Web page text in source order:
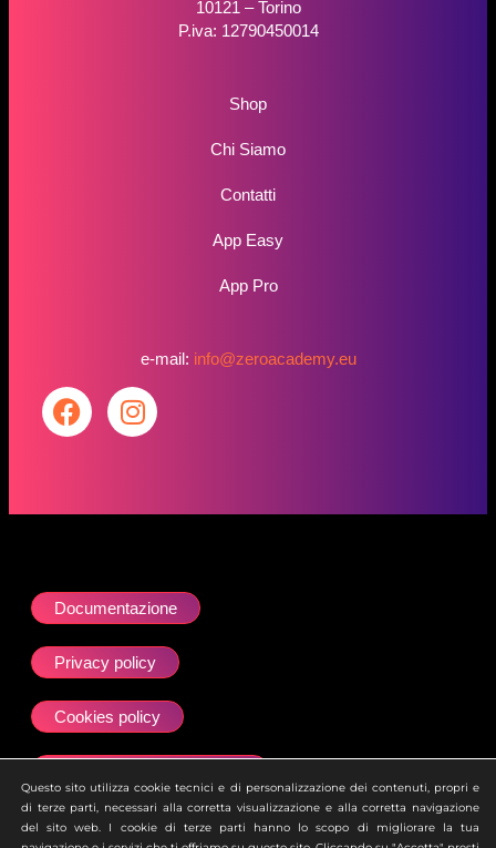
10121 – Torino
P.iva: 12790450014
Shop
Chi Siamo
Contatti
App Easy
App Pro
e-mail: info@zeroacademy.eu
Documentazione
Privacy policy
Cookies policy
Site map
Questo sito utilizza cookie tecnici e di personalizzazione dei contenuti, propri e
di terze parti, necessari alla corretta visualizzazione e alla corretta navigazione
del sito web. I cookie di terze parti hanno lo scopo di migliorare la tua